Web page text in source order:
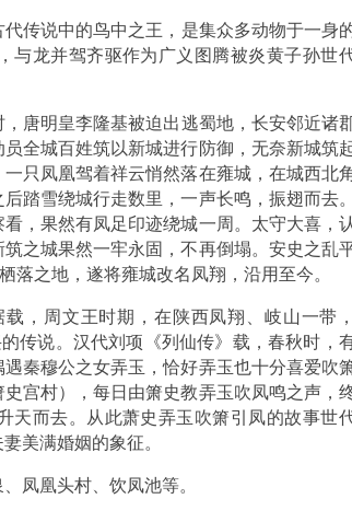
传说中的鸟中之王，是集众多动物于一身
与龙并驾齐驱作为广义图腾被炎黄子孙世
唐明皇李隆基被迫出逃蜀地，长安邻近诸
全城百姓筑以新城进行防御，无奈新城筑
只凤凰驾着祥云悄然落在雍城，在城西北
踏雪绕城行走数里，一声长鸣，振翅而去
，果然有凤足印迹绕城一周。太守大喜，
之城果然一牢永固，不再倒塌。安史之乱
落之地，遂将雍城改名凤翔，沿用至今。
，周文王时期，在陕西凤翔、岐山一带
传说。汉代刘项《列仙传》载，春秋时，
秦穆公之女弄玉，恰好弄玉也十分喜爱吹箫
宫村），每日由箫史教弄玉吹凤鸣之声，
天而去。从此萧史弄玉吹箫引凤的故事世
美满婚姻的象征。
凤凰头村、饮凤池等。